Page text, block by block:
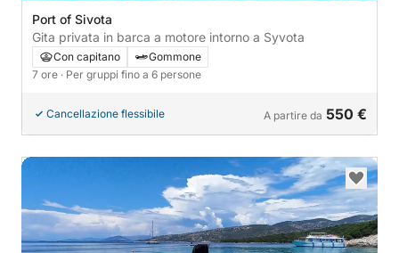
Port of Sivota
Gita privata in barca a motore intorno a Syvota
Con capitano
Gommone
7 ore · Per gruppi fino a 6 persone
Cancellazione flessibile A partire da 550 €